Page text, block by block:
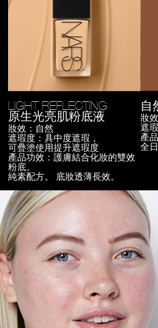
LIGHT REFLECTING
原生光亮肌粉底液
妝效：自然
遮瑕度：具中度遮瑕，
可疊塗使用提升遮瑕度
產品功效：護膚結合化妝的雙效
粉底。
純素配方。 底妝透薄長效。
自
妝
遮
產
全